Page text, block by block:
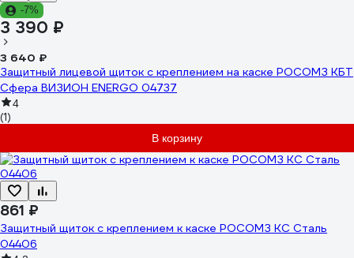
-7%
3 390 ₽
3 640 ₽
Защитный лицевой щиток с креплением на каске РОСОМЗ КБТ
Сфера ВИЗИОН ENERGO 04737
4
(1)
В корзину
861 ₽
Защитный щиток с креплением к каске РОСОМЗ КС Сталь
04406